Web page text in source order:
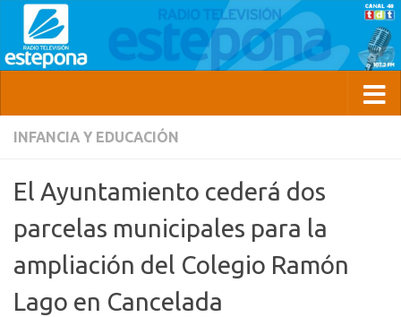
INFANCIA Y EDUCACIÓN
El Ayuntamiento cederá dos
parcelas municipales para la
ampliación del Colegio Ramón
Lago en Cancelada